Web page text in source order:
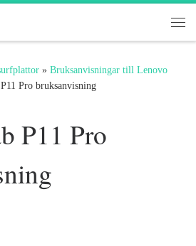
» Bruksanvisningar till Lenovo
Pro bruksanvisning
P11 Pro